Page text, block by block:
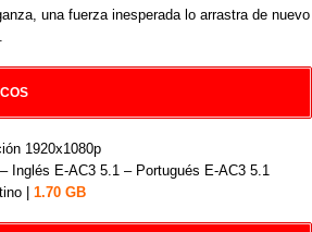
una fuerza inesperada lo arrastra de nuevo
1920x1080p
Inglés E-AC3 5.1 – Portugués E-AC3 5.1
| 1.70 GB